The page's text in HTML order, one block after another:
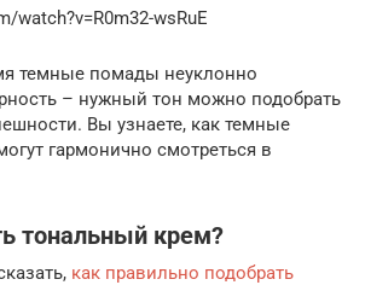
watch?v=R0m32-wsRuE
темные помады неуклонно
– нужный тон можно подобрать
Вы узнаете, как темные
гармонично смотреться в
тональный крем?
как правильно подобрать